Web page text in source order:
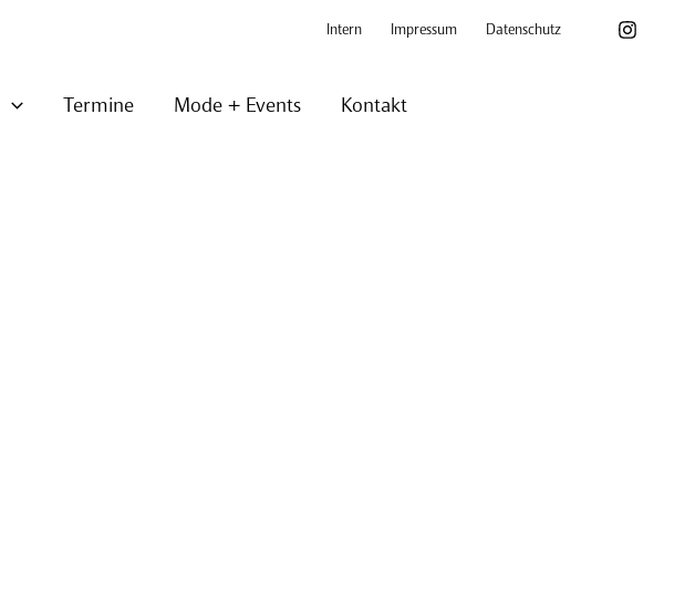
Intern Impressum Datenschutz
Termine Mode + Events Kontakt